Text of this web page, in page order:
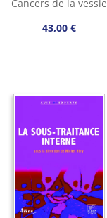
Cancers de la vessie
43,00 €